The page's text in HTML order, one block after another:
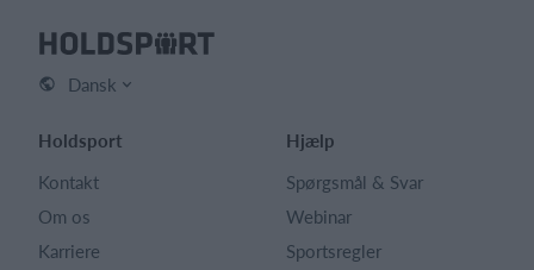
Dansk
Holdsport
Kontakt
Om os
Karriere
Hjælp
Spørgsmål & Svar
Webinar
Sportsregler